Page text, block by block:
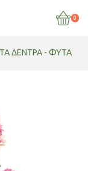
0
ΔΈΝΤΡΑ - ΦΥΤΆ